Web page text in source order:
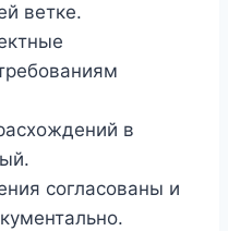
ветке.
в
согласованы и